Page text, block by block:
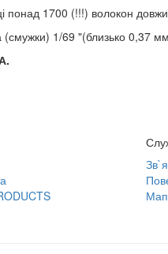
понад 1700 (!!!) волокон
1/69 "(близько 0,37